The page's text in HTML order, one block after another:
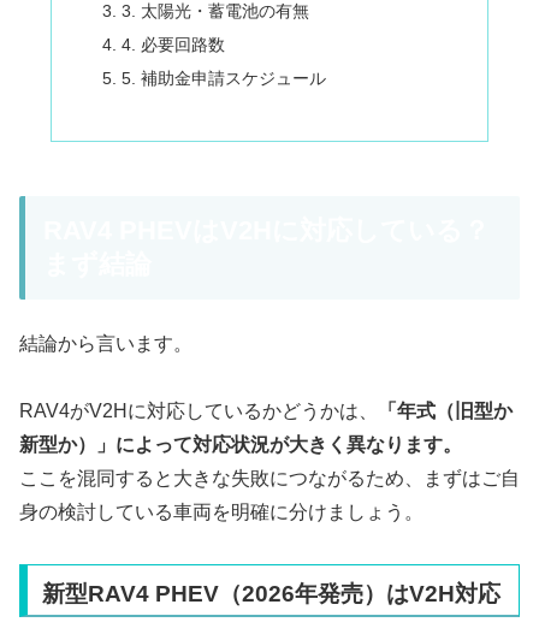
3. 太陽光・蓄電池の有無
4. 必要回路数
5. 補助金申請スケジュール
結論から言います。
RAV4がV2Hに対応しているかどうかは、
「年式（旧型か
新型か）」によって対応状況が大きく異なります。
ここを混同すると大きな失敗につながるため、まずはご自
身の検討している車両を明確に分けましょう。
新型RAV4 PHEV（2026年発売）はV2H対応